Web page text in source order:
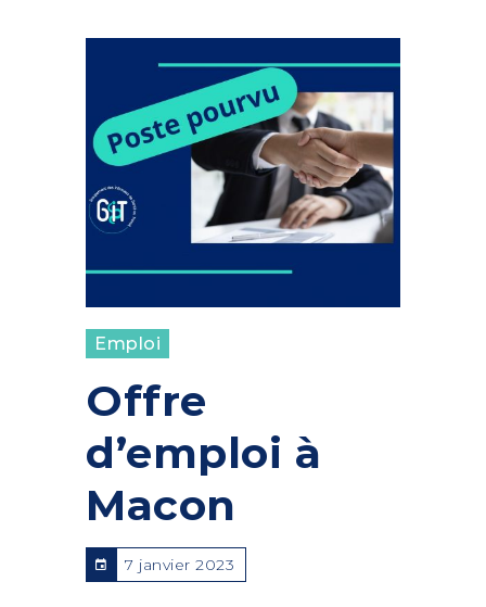
Emploi
Offre
d’emploi à
Macon
7 janvier 2023